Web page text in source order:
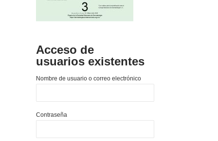
Acceso de
usuarios existentes
Nombre de usuario o correo electrónico
Contraseña